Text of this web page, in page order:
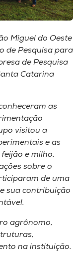
Miguel do Oeste
de Pesquisa para
de Pesquisa
Catarina
as
visitou a
e as
e milho.
sobre o
de uma
sua contribuição
agrônomo,
na instituição.